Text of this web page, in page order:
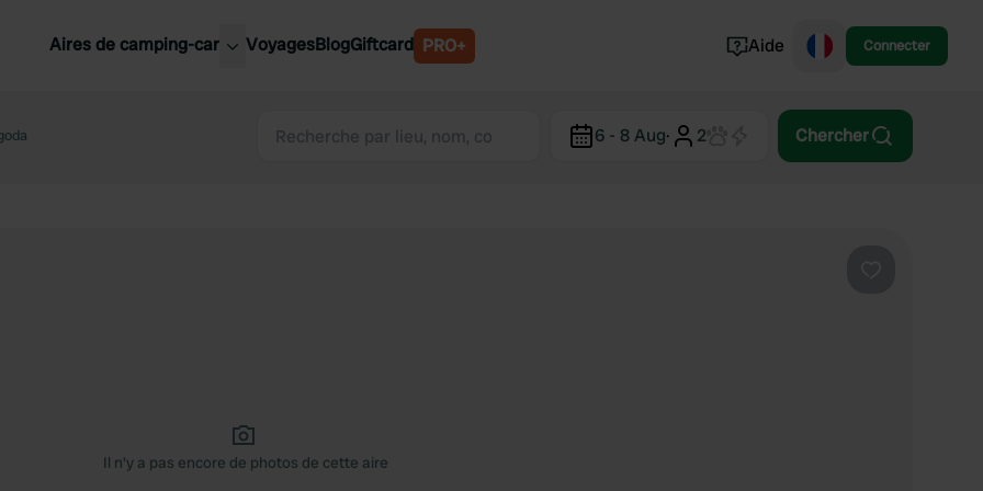
Aires de camping-car
Slovénie
VoyagesBlogGiftcard PRO+ Aide Connecter
6 - 8 Aug· 2 Chercher
Il n'y a pas encore de photos de cette aire